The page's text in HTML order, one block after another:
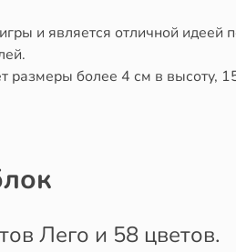
и является отличной идеей
размеры более 4 см в высоту,
Лего и 58 цветов.